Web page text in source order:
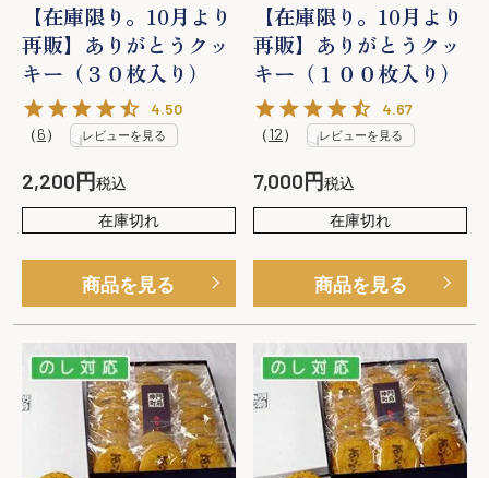
【在庫限り。10月より
再販】ありがとうクッ
キー（３０枚入り）
4.50
（6） レビューを見る
2,200
税込
在庫切れ
商品を見る
【在庫限り。10月より
再販】ありがとうクッ
キー（１００枚入り）
4.67
（12） レビューを見る
7,000
税込
在庫切れ
商品を見る